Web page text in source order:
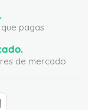
pagas
de mercado